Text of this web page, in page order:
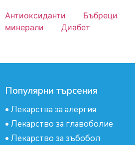
Антиоксиданти Бъбреци
минерали
Диабет
Популярни търсения
• Лекарства за алергия
• Лекарство за главоболие
• Лекарство за зъбобол